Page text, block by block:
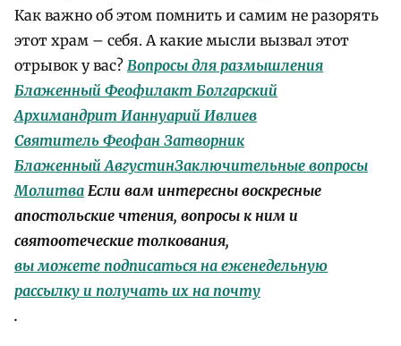
Как важно об этом помнить и самим не разорять
этот храм – себя. А какие мысли вызвал этот
отрывок у вас? Вопросы для размышления
Блаженный Феофилакт Болгарский
Архимандрит Ианнуарий Ивлиев
Святитель Феофан Затворник
Блаженный АвгустинЗаключительные вопросы
Молитва Если вам интересны воскресные
апостольские чтения, вопросы к ним и
святоотеческие толкования,
вы можете подписаться на еженедельную
рассылку и получать их на почту
.